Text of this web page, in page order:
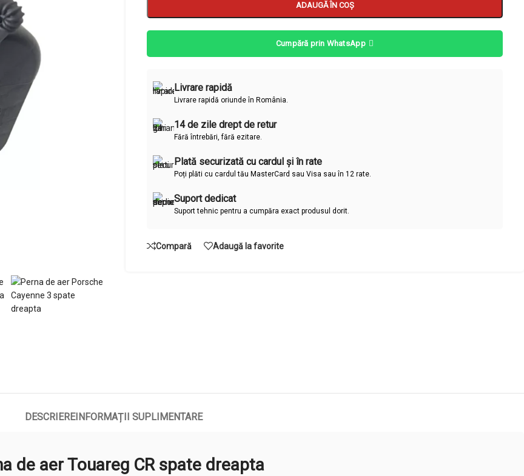
ADAUGĂ ÎN COȘ
Cumpără prin WhatsApp
Livrare rapidă
Livrare rapidă oriunde în România.
14 de zile drept de retur
Fără întrebări, fără ezitare.
Plată securizată cu cardul și în rate
Poți plăti cu cardul tău MasterCard sau Visa sau în 12 rate.
Suport dedicat
Suport tehnic pentru a cumpăra exact produsul dorit.
Compară Adaugă la favorite
DESCRIEREINFORMAȚII SUPLIMENTARE
de aer Touareg CR spate dreapta